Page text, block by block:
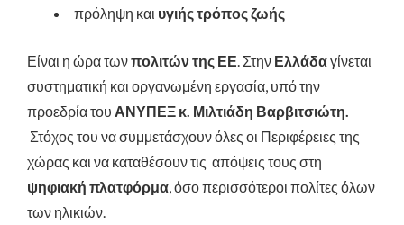
πρόληψη και υγιής τρόπος ζωής
Είναι η ώρα τωνπολιτών της ΕΕ. Στην Ελλάδαγίνεται
συστηματική και οργανωμένη εργασία, υπό την
προεδρία του ΑΝΥΠΕΞ κ. Μιλτιάδη Βαρβιτσιώτη.
Στόχος του να συμμετάσχουν όλες οι Περιφέρειες της
χώρας και να καταθέσουν τις απόψεις τους στη
ψηφιακή πλατφόρμα, όσο περισσότεροι πολίτες όλων
των ηλικιών.